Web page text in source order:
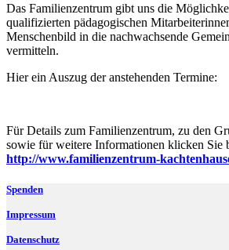
Das Familienzentrum gibt uns die
qualifizierten pädagogischen
Menschenbild in die nachwachsende
vermitteln.
Hier ein Auszug der anstehenden Termine:
Für Details zum Familienzentrum, zu den
sowie für weitere Informationen klicken Sie
http://www.familienzentrum-
Spenden
Impressum
Datenschutz